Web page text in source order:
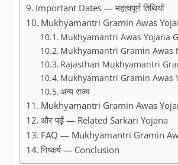
Important Dates — महत्वपूर्ण तिथियाँ
Mukhyamantri Gramin Awas
Mukhyamantri Awas Yojana
Mukhyamantri Gramin Awas
Rajasthan Mukhyamantri
Mukhyamantri Gramin Awas
अन्य राज्य
Mukhyamantri Gramin Awas
और पढ़ें — Related Sarkari Yojana
FAQ — Mukhyamantri Gramin
निष्कर्ष — Conclusion